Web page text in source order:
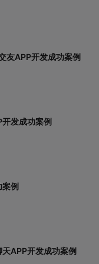
友APP开发成功案例
发成功案例
案例
APP开发成功案例